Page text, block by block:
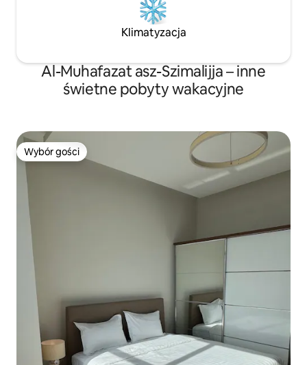
Klimatyzacja
Al-Muhafazat asz-Szimalijja – inne
świetne pobyty wakacyjne
Wybór gości
Wybór gości